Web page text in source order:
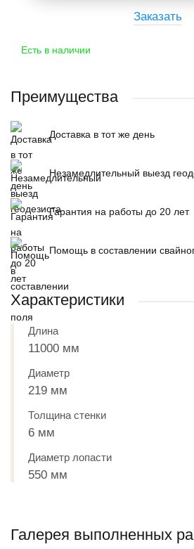
Есть в наличии
Заказать
Преимущества
Доставка в тот же день
Незамедлительный выезд
Гарантия на работы до 20 лет
Помощь в составлении
Характеристики
Длина
11000 мм
Диаметр
219 мм
Толщина стенки
6 мм
Диаметр лопасти
550 мм
Галерея выполненных